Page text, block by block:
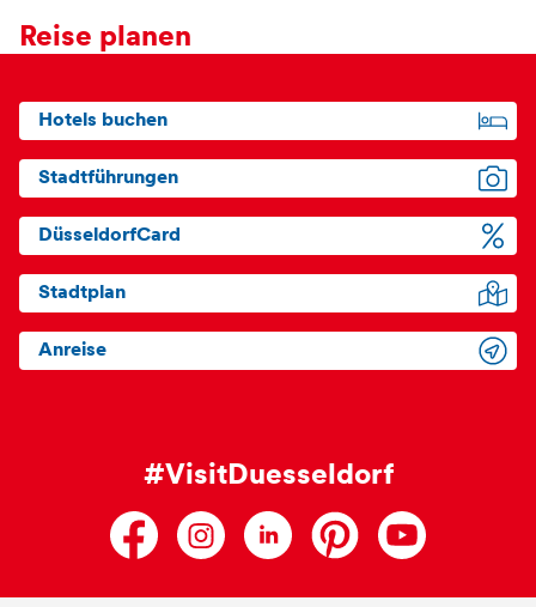
Reise planen
Hotels buchen
Stadtführungen
DüsseldorfCard
Stadtplan
Anreise
#VisitDuesseldorf